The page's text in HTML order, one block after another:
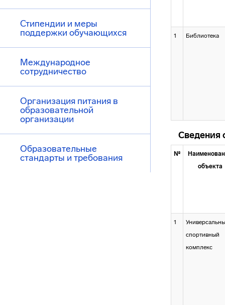
Стипендии и меры
поддержки обучающихся
Международное
сотрудничество
Организация питания в
образовательной
организации
Образовательные
стандарты и требования
1 Библиотека
Сведения
№
объекта
1
спортивный
комплекс